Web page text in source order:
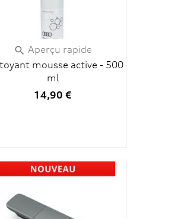
 Aperçu rapide
mousse active - 500
ml
14,90 €